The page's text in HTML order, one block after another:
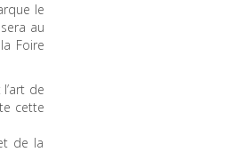
le
au
Foire
de
cette
de la